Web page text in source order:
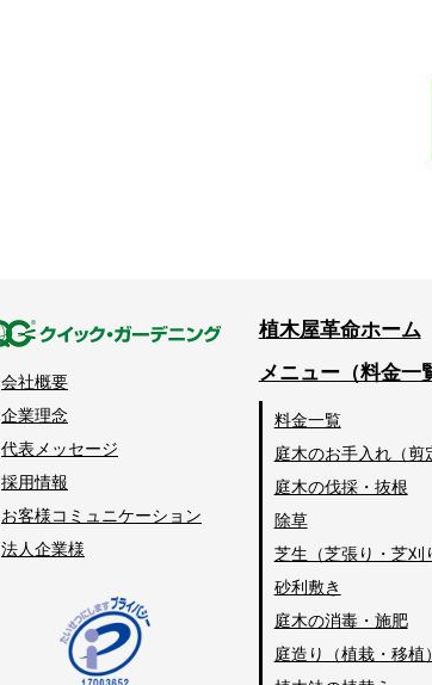
会社概要
企業理念
代表メッセージ
採用情報
お客様コミュニケーション
法人企業様
植木屋革命ホーム
メニュー（料金一
料金一覧
庭木のお手入れ（剪
庭木の伐採・抜根
除草
芝生（芝張り・芝刈
砂利敷き
庭木の消毒・施肥
庭造り（植栽・移植）